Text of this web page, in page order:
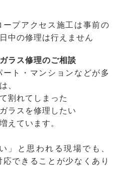
プアクセス施工は事前の
中の修理は行えません
ラス修理のご相談
ト・マンションなどが多
、
割れてしまった
ラスを修理したい
えています。
」と思われる現場でも、
できることが少なくあり